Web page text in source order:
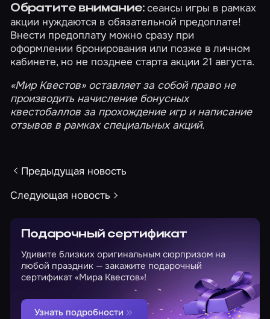
Обратите внимание:сеансы игры в рамках
акции нуждаются в обязательной предоплате!
Внести предоплату можно сразу при
оформлении бронирования или позже вличном
кабинете, но не позднее старта акции 21 августа.
«Мир Квестов» оставляет за собой право не
производить начисление бонусных
квестобаллов за прохождение игр и написание
отзывов в рамках специальных акций.
Предыдущая новость
Следующая новость
Подарочный сертификат
Удивите близких оригинальным сюрпризом на
любой праздник — закажите подарочный
сертификат «Мира Квестов»!
Узнать подробности